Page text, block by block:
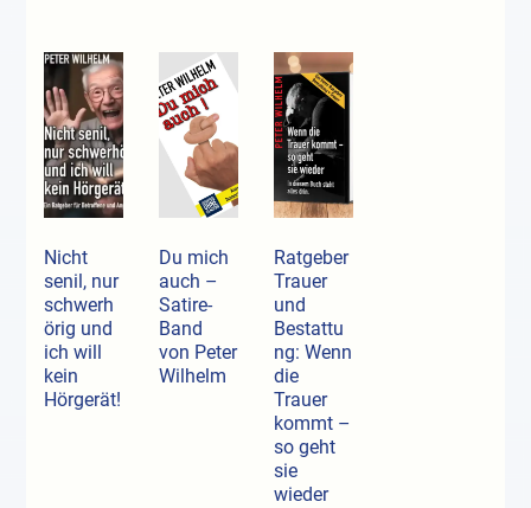
Nicht
senil, nur
schwerh
örig und
ich will
kein
Hörgerät!
Du mich
auch –
Satire-
Band
von Peter
Wilhelm
Ratgeber
Trauer
und
Bestattu
ng: Wenn
die
Trauer
kommt –
so geht
sie
wieder